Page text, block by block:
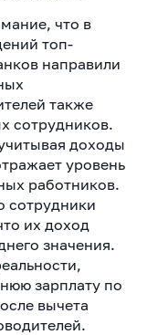
что в
топ-
направили
также
сотрудников.
доходы
уровень
работников.
сотрудники
их доход
значения.
зарплату по
вычета